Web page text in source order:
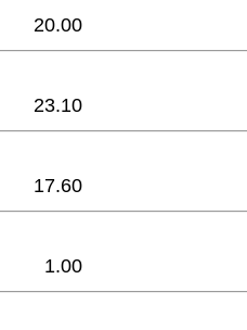
20.00
23.10
17.60
1.00